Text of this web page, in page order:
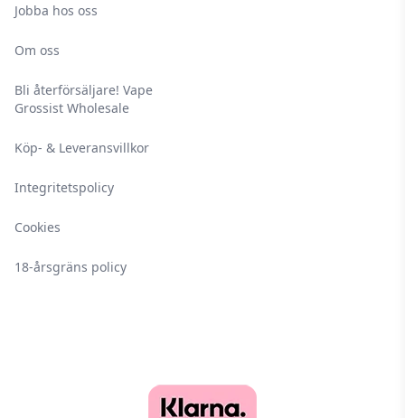
Jobba hos oss
Om oss
Bli återförsäljare! Vape
Grossist Wholesale
Köp- & Leveransvillkor
Integritetspolicy
Cookies
18-årsgräns policy